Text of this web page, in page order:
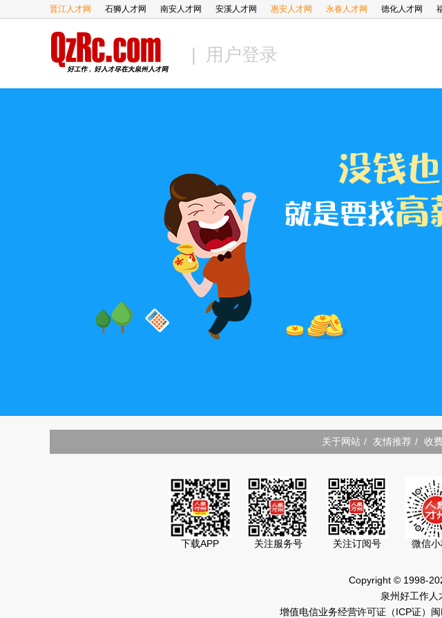
晋江人才网 石狮人才网 南安人才网 安溪人才网 惠安人才网 永春人才网 德化人才网
| 用户登录
关于网站 / 友情推荐 / 收
下载APP 关注服务号 关注订阅号 微信
Copyright © 1998-
泉州好工作人
增值电信业务经营许可证（ICP证）